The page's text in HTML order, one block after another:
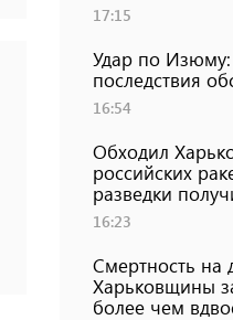
17:15
Удар по
последствия
16:54
Обходил
российских
разведки
16:23
Смертность на
Харьковщины
более чем